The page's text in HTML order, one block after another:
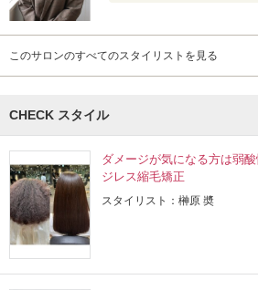
このサロンのすべてのスタイリストを見る
CHECK スタイル
ダメージが気になる方は弱
ジレス縮毛矯正
スタイリスト：榊原 奬